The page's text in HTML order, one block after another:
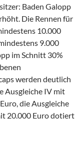
Baden Galopp
Die Rennen für
10.000
9.000
im Schnitt 30%
werden deutlich
Ausgleiche IV mit
die Ausgleiche
20.000 Euro dotiert